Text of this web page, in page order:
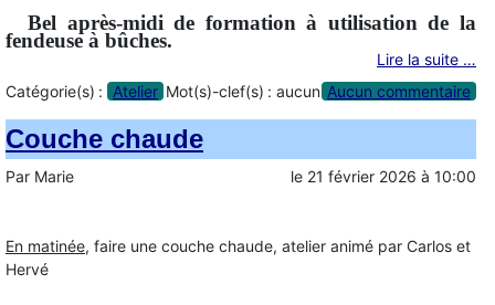
Bel après-midi de formation à utilisation de la
fendeuse à bûches.
Lire la suite …
Catégorie(s) :
Atelier Mot(s)-clef(s) : aucun Aucun commentaire
Couche chaude
Par Marie le 21 février 2026 à 10:00
En matinée, faire une couche chaude, atelier animé par Carlos et
Hervé